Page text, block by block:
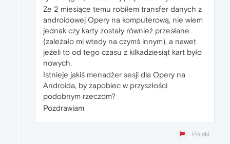
Ze 2 miesiące temu robiłem transfer danych z
androidowej Opery na komputerową, nie wiem
jednak czy karty zostały również przesłane
(zależało mi wtedy na czymś innym), a nawet
jeżeli to od tego czasu z kilkadziesiąt kart było
nowych.
Istnieje jakiś menadżer sesji dla Opery na
Androida, by zapobiec w przyszłości
podobnym rzeczom?
Pozdrawiam
Polski